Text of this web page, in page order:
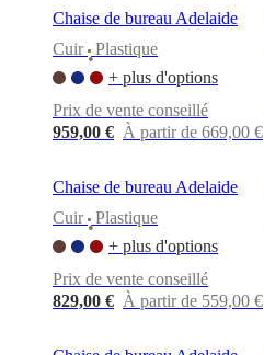
Chaise de bureau Adelaide
Cuir
•
Plastique
+ plus d'options
Prix de vente conseillé
959,00 € À partir de 669,00 €
Chaise de bureau Adelaide
Cuir
•
Plastique
+ plus d'options
Prix de vente conseillé
829,00 € À partir de 559,00 €